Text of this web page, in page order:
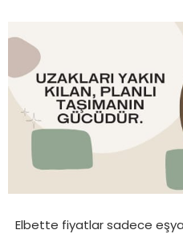
Elbette fiyatlar sadece